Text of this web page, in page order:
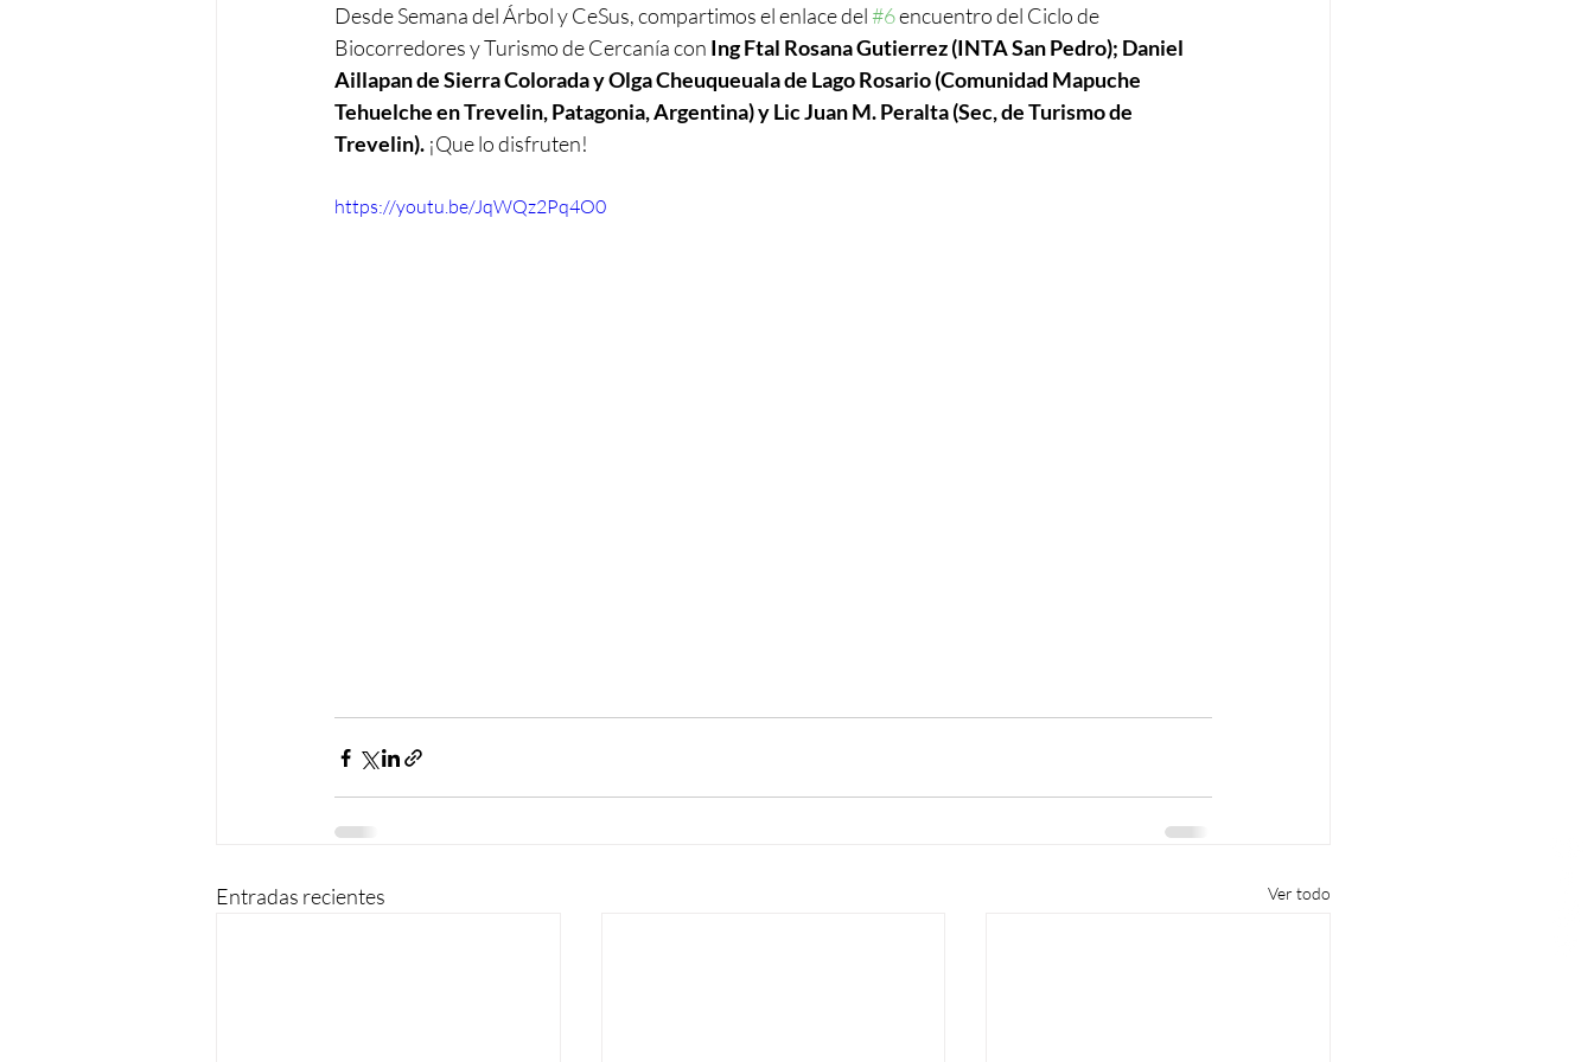
Desde Semana del Árbol y CeSus, compartimos el enlace del #6 encuentro del Ciclo de
Biocorredores y Turismo de Cercanía con Ing Ftal Rosana Gutierrez (INTA San Pedro); Daniel
Aillapan de Sierra Colorada y Olga Cheuqueuala de Lago Rosario (Comunidad Mapuche
Tehuelche en Trevelin, Patagonia, Argentina) y Lic Juan M. Peralta (Sec, de Turismo de
Trevelin). ¡Que lo disfruten!
https://youtu.be/JqWQz2Pq4O0
Entradas recientes Ver todo